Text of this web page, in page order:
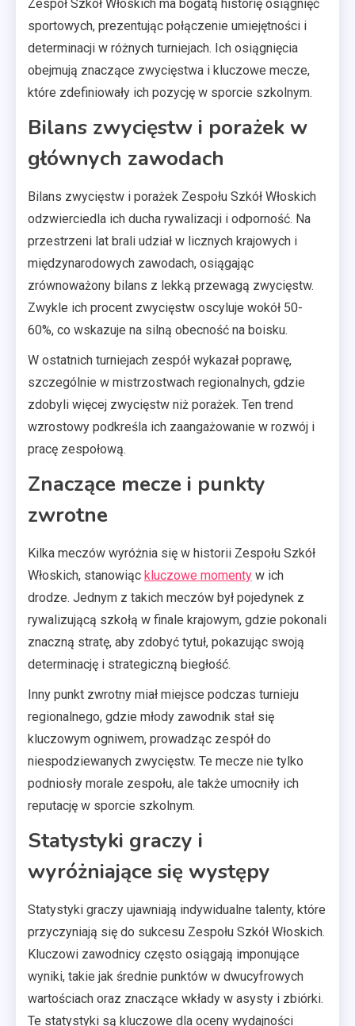
Zespół Szkół Włoskich ma bogatą historię osiągnięć
sportowych, prezentując połączenie umiejętności i
determinacji w różnych turniejach. Ich osiągnięcia
obejmują znaczące zwycięstwa i kluczowe mecze,
które zdefiniowały ich pozycję w sporcie szkolnym.
Bilans zwycięstw i porażek w
głównych zawodach
Bilans zwycięstw i porażek Zespołu Szkół Włoskich
odzwierciedla ich ducha rywalizacji i odporność. Na
przestrzeni lat brali udział w licznych krajowych i
międzynarodowych zawodach, osiągając
zrównoważony bilans z lekką przewagą zwycięstw.
Zwykle ich procent zwycięstw oscyluje wokół 50-
60%, co wskazuje na silną obecność na boisku.
W ostatnich turniejach zespół wykazał poprawę,
szczególnie w mistrzostwach regionalnych, gdzie
zdobyli więcej zwycięstw niż porażek. Ten trend
wzrostowy podkreśla ich zaangażowanie w rozwój i
pracę zespołową.
Znaczące mecze i punkty
zwrotne
Kilka meczów wyróżnia się w historii Zespołu Szkół
Włoskich, stanowiąc kluczowe momenty w ich
drodze. Jednym z takich meczów był pojedynek z
rywalizującą szkołą w finale krajowym, gdzie pokonali
znaczną stratę, aby zdobyć tytuł, pokazując swoją
determinację i strategiczną biegłość.
Inny punkt zwrotny miał miejsce podczas turnieju
regionalnego, gdzie młody zawodnik stał się
kluczowym ogniwem, prowadząc zespół do
niespodziewanych zwycięstw. Te mecze nie tylko
podniosły morale zespołu, ale także umocniły ich
reputację w sporcie szkolnym.
Statystyki graczy i
wyróżniające się występy
Statystyki graczy ujawniają indywidualne talenty, które
przyczyniają się do sukcesu Zespołu Szkół Włoskich.
Kluczowi zawodnicy często osiągają imponujące
wyniki, takie jak średnie punktów w dwucyfrowych
wartościach oraz znaczące wkłady w asysty i zbiórki.
Te statystyki są kluczowe dla oceny wydajności